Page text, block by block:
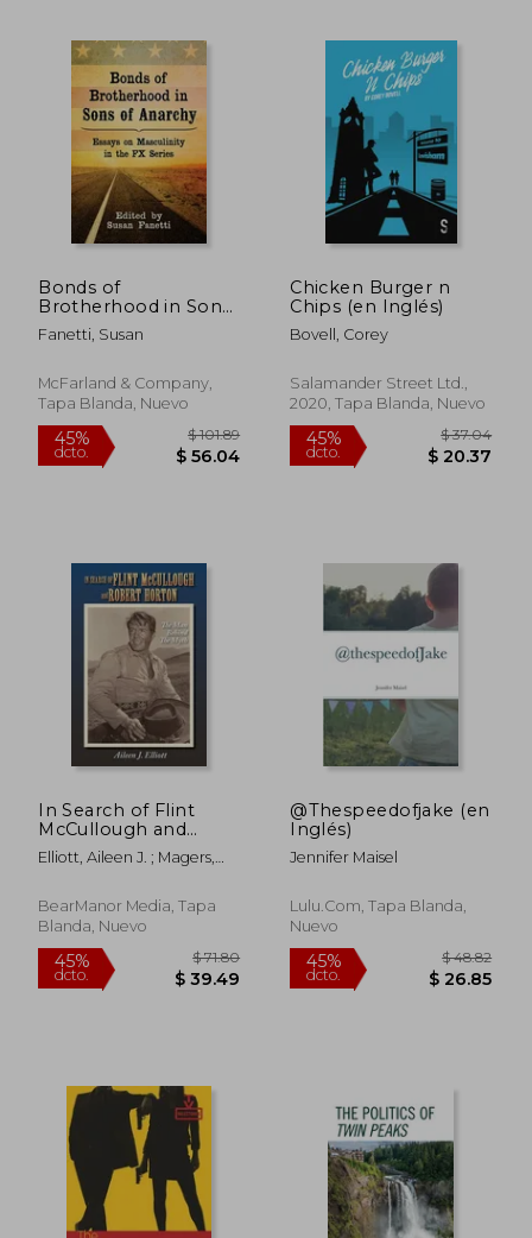
40%
dcto. $ 30.31
45%
dcto. $
Bonds of
Brotherhood in Sons
of Anarchy: Essays on
Masculinity in the Fx
Fanetti, Susan
McFarland & Company,
Tapa Blanda, Nuevo
45%
dcto.
$ 101.89
$ 56.04
Chicken Burger n
Chips (en Inglés)
Bovell, Corey
Salamander Street Ltd.,
2020, Tapa Blanda, Nuevo
45%
dcto.
$
$
In Search of Flint
McCullough and
Robert Horton: The
Man Behind the Myth
Elliott, Aileen J. ; Magers,
BearManor Media, Tapa
Blanda, Nuevo
@Thespeedofjake (en
Inglés)
Jennifer Maisel
Lulu.Com, Tapa Blanda,
Nuevo